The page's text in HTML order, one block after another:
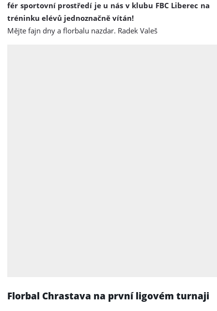
fér sportovní prostředí je u nás v klubu FBC Liberec na
tréninku elévů jednoznačně vítán!
Mějte fajn dny a florbalu nazdar. Radek Valeš
Florbal Chrastava na první ligovém turnaji